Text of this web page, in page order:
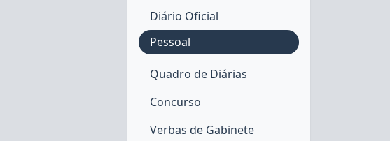
Diário Oficial
Pessoal
Quadro de Diárias
Concurso
Verbas de Gabinete